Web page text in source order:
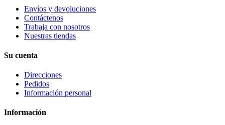
Envíos y devoluciones
Contáctenos
Trabaja con nosotros
Nuestras tiendas
Su cuenta
Direcciones
Pedidos
Información personal
Información